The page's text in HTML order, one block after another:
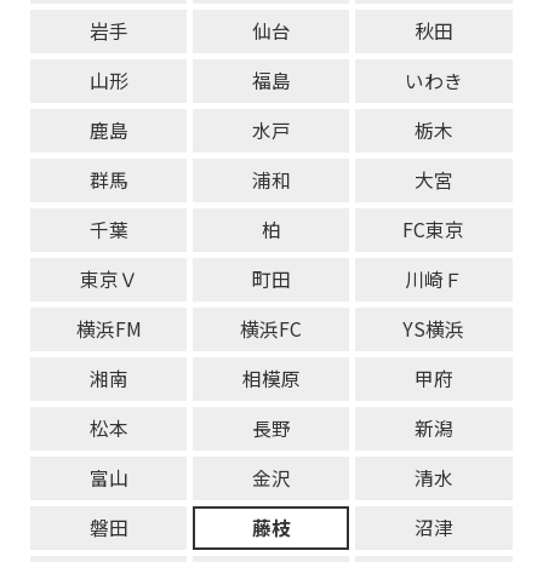
岩手
仙台
秋田
山形
福島
いわき
鹿島
水戸
栃木
群馬
浦和
大宮
千葉
柏
FC東京
東京Ｖ
町田
川崎Ｆ
横浜FM
横浜FC
YS横浜
湘南
相模原
甲府
松本
長野
新潟
富山
金沢
清水
磐田
藤枝
沼津